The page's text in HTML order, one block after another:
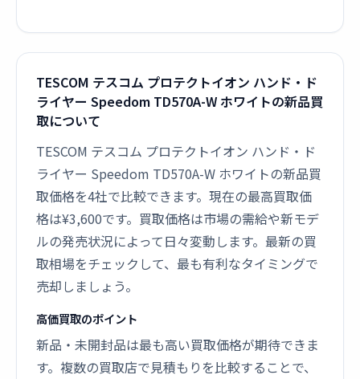
TESCOM テスコム プロテクトイオン ハンド・ド
ライヤー Speedom TD570A-W ホワイトの新品買
取について
TESCOM テスコム プロテクトイオン ハンド・ド
ライヤー Speedom TD570A-W ホワイトの新品買
取価格を4社で比較できます。現在の最高買取価
格は¥3,600です。買取価格は市場の需給や新モデ
ルの発売状況によって日々変動します。最新の買
取相場をチェックして、最も有利なタイミングで
売却しましょう。
高価買取のポイント
新品・未開封品は最も高い買取価格が期待できま
す。複数の買取店で見積もりを比較することで、